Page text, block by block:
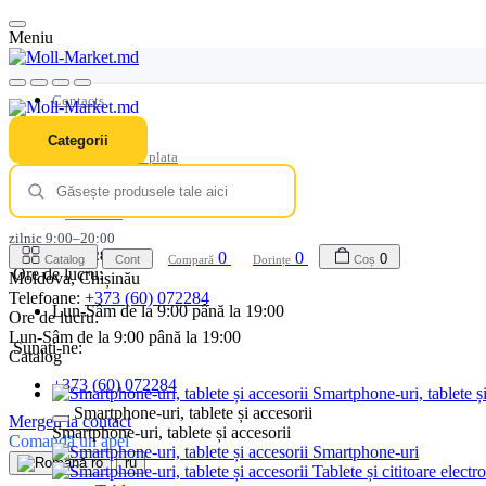
Meniu
Contacts
Modalitati de plata
Garanţie
Loialitate
zilnic 9:00–20:00
+373 (60) 072284
Ore de lucru:
Lun-Sâm de la 9:00 până la 19:00
Sunați-ne:
+373 (60) 072284
Mergeți la contact
Comandă un apel
ro ru
Categorii
Catalog Cont Compară 0 Dorințe 0 Coș 0
Moldova, Chișinău
Telefoane: +373 (60) 072284
Ore de lucru:
Lun-Sâm de la 9:00 până la 19:00
Catalog
Smartphone-uri, tablete
Smartphone-uri, tablete și accesorii
Smartphone-uri, tablete și accesorii
Smartphone-uri
Tablete și cititoare